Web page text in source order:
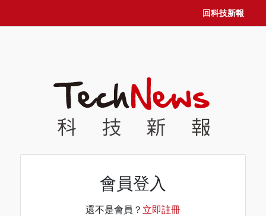
回科技新報
會員登入
還不是會員？ 立即註冊